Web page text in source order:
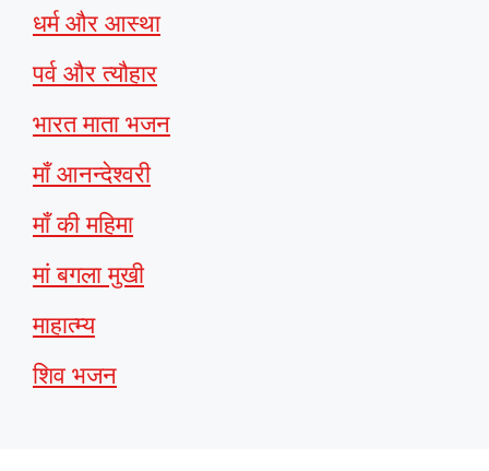
धर्म और आस्था
पर्व और त्यौहार
भारत माता भजन
माँ आनन्देश्वरी
माँ की महिमा
मां बगला मुखी
माहात्म्य
शिव भजन